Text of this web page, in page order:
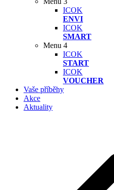
ICOK
ENVI
ICOK
SMART
Menu 4
ICOK
START
ICOK
VOUCHER
Vaše příběhy
Akce
Aktuality